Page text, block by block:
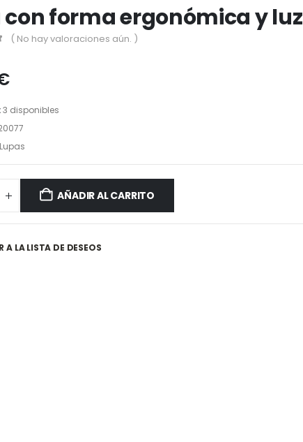
con forma ergonómica y luz
( No hay valoraciones aún. )
3 disponibles
Lupas
AÑADIR AL CARRITO
A LA LISTA DE DESEOS